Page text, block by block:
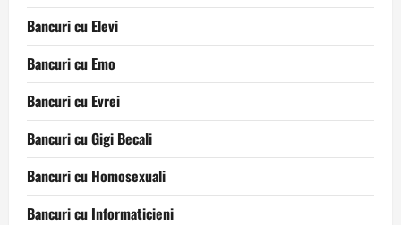
Bancuri cu Elevi
Bancuri cu Emo
Bancuri cu Evrei
Bancuri cu Gigi Becali
Bancuri cu Homosexuali
Bancuri cu Informaticieni